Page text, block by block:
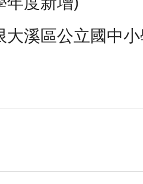
溪區公立國中小